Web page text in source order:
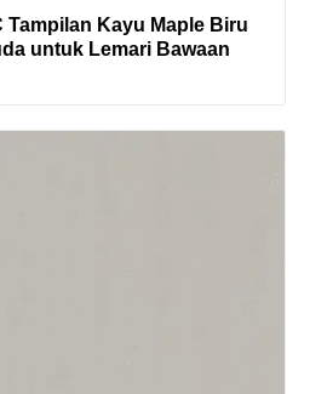
Tampilan Kayu Maple Biru
untuk Lemari Bawaan